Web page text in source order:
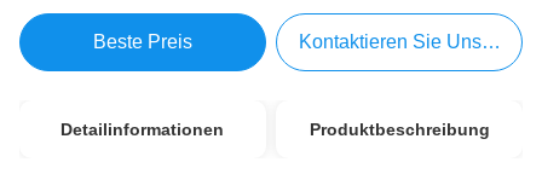
Beste Preis Kontaktieren Sie Uns Jetzt
Detailinformationen Produktbeschreibung